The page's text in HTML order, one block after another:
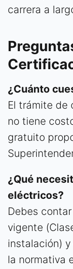
carrera a
¿Cuánto
El trámite de
no tiene
gratuito
¿Qué
eléctricos?
Debes
vigente
instalación)
la normativa